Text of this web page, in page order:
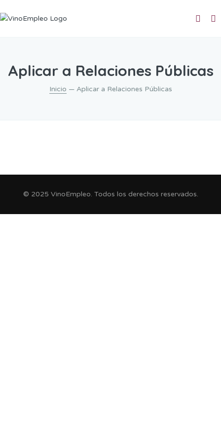
Aplicar a Relaciones Públicas
Inicio — Aplicar a Relaciones Públicas
© 2025 VinoEmpleo. Todos los derechos reservados.